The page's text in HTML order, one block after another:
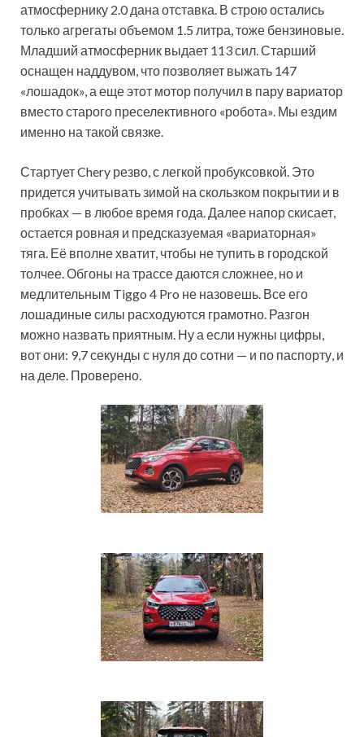
атмосфернику 2.0 дана отставка. В строю остались
только агрегаты объемом 1.5 литра, тоже бензиновые.
Младший атмосферник выдает 113 сил. Старший
оснащен наддувом, что позволяет выжать 147
«лошадок», а еще этот мотор получил в пару вариатор
вместо старого преселективного «робота». Мы ездим
именно на такой связке.
Стартует Chery резво, с легкой пробуксовкой. Это
придется учитывать зимой на скользком покрытии и в
пробках — в любое время года. Далее напор скисает,
остается ровная и предсказуемая «вариаторная»
тяга. Её вполне хватит, чтобы не тупить в городской
толчее. Обгоны на трассе даются сложнее, но и
медлительным Tiggo 4 Pro не назовешь. Все его
лошадиные силы расходуются грамотно. Разгон
можно назвать приятным. Ну а если нужны цифры,
вот они: 9,7 секунды с нуля до сотни — и по паспорту, и
на деле. Проверено.